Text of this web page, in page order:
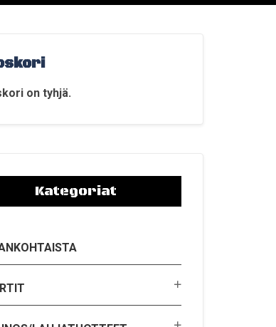
on tyhjä.
Kategoriat